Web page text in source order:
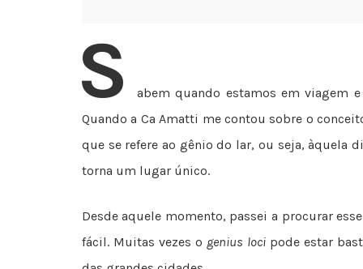
S
abem quando estamos em viagem
Quando a Ca Amatti me contou sobre o
que se refere ao gênio do lar, ou seja, àquela
torna um lugar único.
Desde aquele momento, passei a procurar
fácil. Muitas vezes o genius locipode estar